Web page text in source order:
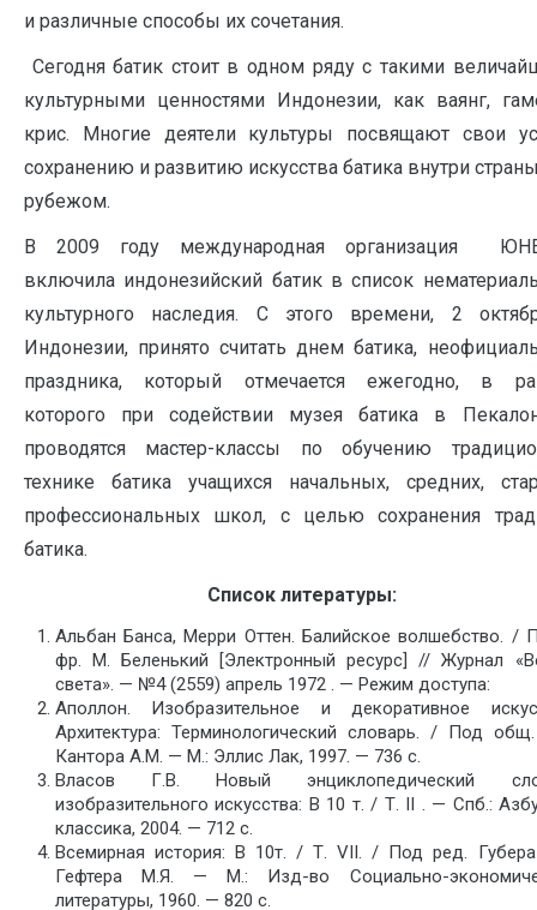
и различные способы их сочетания.
Сегодня батик стоит в одном ряду с такими
культурными ценностями Индонезии, как ваянг,
крис. Многие деятели культуры посвящают свои
сохранению и развитию искусства батика внутри
рубежом.
В 2009 году международная организация
включила индонезийский батик в список
культурного наследия. С этого времени, 2
Индонезии, принято считать днем батика,
праздника, который отмечается ежегодно, в
которого при содействии музея батика в
проводятся мастер-классы по обучению
технике батика учащихся начальных, средних,
профессиональных школ, с целью сохранения
батика.
Список литературы:
Альбан Банса, Мерри Оттен. Балийское волшебство. /
фр. М. Беленький [Электронный ресурс] // Журнал
света». — №4 (2559) апрель 1972 . — Режим доступа:
Аполлон. Изобразительное и декоративное
Архитектура: Терминологический словарь. / Под
Кантора А.М. — М.: Эллис Лак, 1997. — 736 с.
Власов Г.В. Новый энциклопедический
изобразительного искусства: В 10 т. / Т. II . — Спб.:
классика, 2004. — 712 с.
Всемирная история: В 10т. / Т. VII. / Под ред.
Гефтера М.Я. — М.: Изд-во Социально-
литературы, 1960. — 820 с.